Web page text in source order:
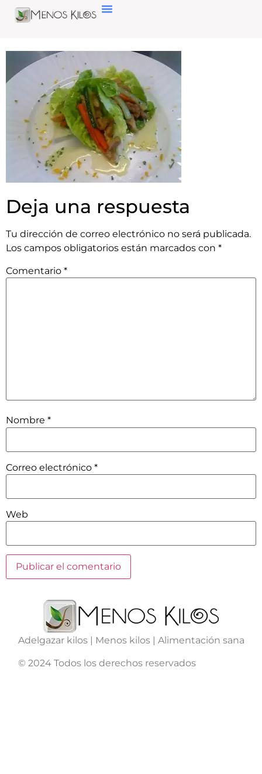
Deja una respuesta
Tu dirección de correo electrónico no será publicada.
Los campos obligatorios están marcados con *
Comentario *
Nombre *
Correo electrónico *
Web
Adelgazar kilos | Menos kilos | Alimentación sana
© 2024 Todos los derechos reservados